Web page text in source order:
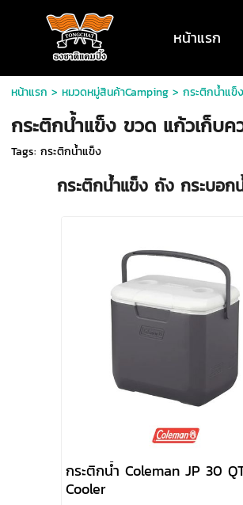
หน้าแรก
หน้าแรก > หมวดหมู่สินค้าCamping > กระติกน้ำแข็
กระติกน้ำแข็ง ขวด แก้วเก็บค
Tags: กระติกน้ำแข็ง
กระติกน้ำแข็ง ถัง กระบอก
กระติกน้ำ Coleman JP 30
Cooler